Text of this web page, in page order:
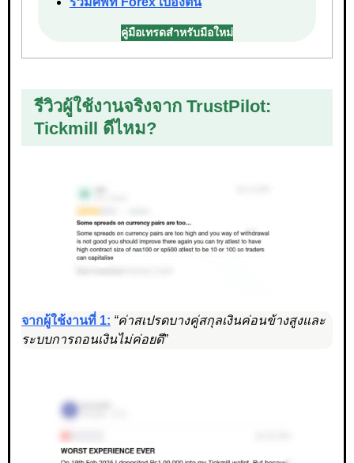
คู่มือเทรดสำหรับมือใหม่
รีวิวผู้ใช้งานจริงจาก TrustPilot:
Tickmill ดีไหม?
จากผู้ใช้งานที่ 1: “ค่าสเปรดบางคู่สกุลเงินค่อนข้างสูงและ
ระบบการถอนเงินไม่ค่อยดี”